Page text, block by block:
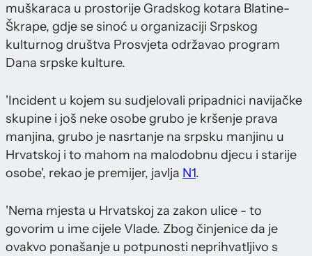
muškaraca u prostorije Gradskog kotara Blatine-
Škrape, gdje se sinoć u organizaciji Srpskog
kulturnog društva Prosvjeta održavao program
Dana srpske kulture.
'Incident u kojem su sudjelovali pripadnici navijačke
skupine i još neke osobe grubo je kršenje prava
manjina, grubo je nasrtanje na srpsku manjinu u
Hrvatskoj i to mahom na malodobnu djecu i starije
osobe', rekao je premijer, javlja N1.
'Nema mjesta u Hrvatskoj za zakon ulice - to
govorim u ime cijele Vlade. Zbog činjenice da je
ovakvo ponašanje u potpunosti neprihvatljivo s